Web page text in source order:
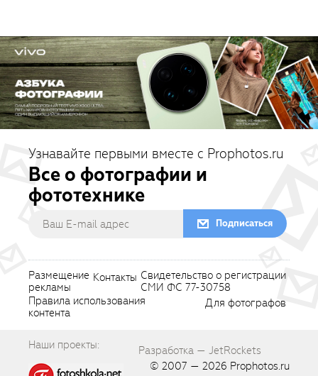
Узнавайте первыми вместе с Prophotos.ru
Все о фотографии и
фототехнике
Подписаться
Размещение
рекламы
Контакты Свидетельство о регистрации
СМИ ФС 77-30758
Правила использования
контента
Для фотографов
Наши проекты:
Разработка — JetRockets
© 2007 — 2026 Prophotos.ru